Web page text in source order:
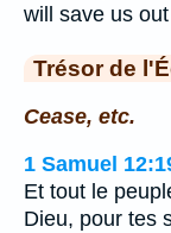
will save us
Trésor de
Cease, etc.
1 Samuel
Et tout le
Dieu, pour tes